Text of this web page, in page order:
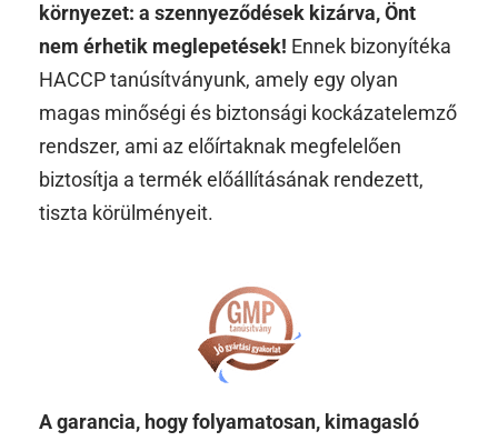
környezet: a szennyeződések kizárva, Önt
nem érhetik meglepetések! Ennek bizonyítéka
HACCP tanúsítványunk, amely egy olyan
magas minőségi és biztonsági kockázatelemző
rendszer, ami az előírtaknak megfelelően
biztosítja a termék előállításának rendezett,
tiszta körülményeit.
A garancia, hogy folyamatosan, kimagasló